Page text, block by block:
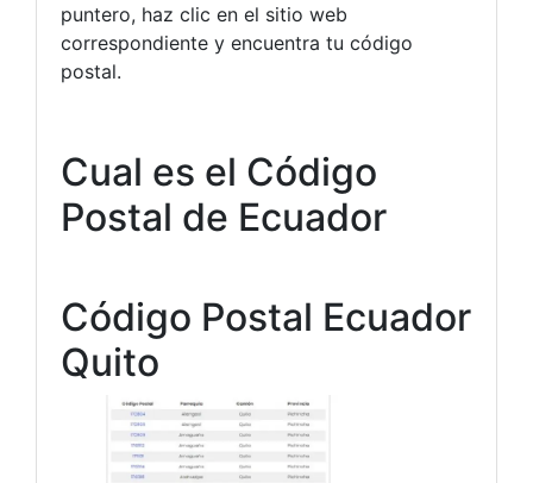
puntero, haz clic en el sitio web
correspondiente y encuentra tu código
postal.
Cual es el Código
Postal de Ecuador
Código Postal Ecuador
Quito